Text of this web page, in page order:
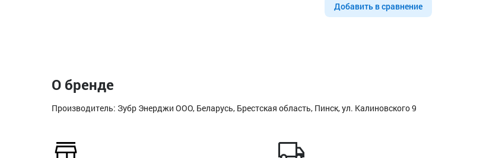
Добавить в сравнение
О бренде
Производитель: Зубр Энерджи ООО, Беларусь, Брестская область, Пинск, ул. Калиновского 9